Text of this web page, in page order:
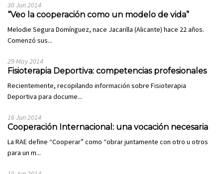
30 Jun 2014
“Veo la cooperación como un modelo de vida”
Melodie Segura Domínguez, nace Jacarilla (Alicante) hace 22 años.
Comenzó sus...
29 May 2014
Fisioterapia Deportiva: competencias profesionales
Recientemente, recopilando información sobre Fisioterapia
Deportiva para docume...
16 Jun 2014
Cooperación Internacional: una vocación necesaria
La RAE define “Cooperar” como “obrar juntamente con otro u otros
para un m...